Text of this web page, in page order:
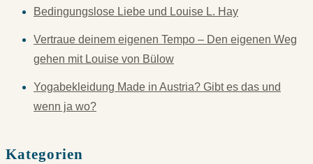
Bedingungslose Liebe und Louise L. Hay
Vertraue deinem eigenen Tempo – Den eigenen Weg
gehen mit Louise von Bülow
Yogabekleidung Made in Austria? Gibt es das und
wenn ja wo?
Kategorien